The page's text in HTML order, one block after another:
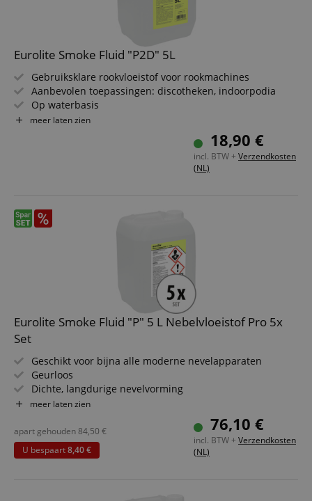
Eurolite Smoke Fluid "P2D" 5L
Gebruiksklare rookvloeistof voor rookmachines
Aanbevolen toepassingen: discotheken, indoorpodia
Op waterbasis
Geurloos
Vrij van gevaarlijke stoffen, zonder glycerine en DEG
meer laten zien
18,90 €
incl. BTW + Verzendkosten
(NL)
Eurolite Smoke Fluid "P" 5 L Nebelvloeistof Pro 5x
Set
Geschikt voor bijna alle moderne nevelapparaten
Geurloos
Dichte, langdurige nevelvorming
Verpakkingsgrootte: 5l
meer laten zien
76,10 €
incl. BTW + Verzendkosten
(NL)
apart gehouden84,50 €
U bespaart8,40 €